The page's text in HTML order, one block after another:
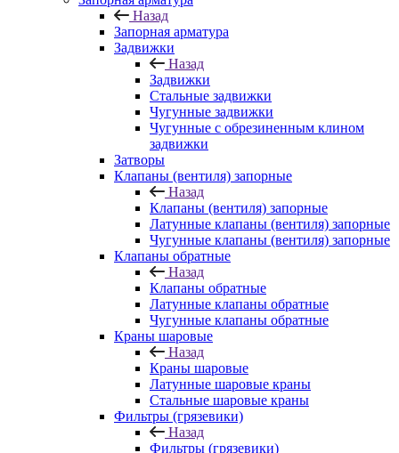
Назад
Запорная арматура
Задвижки
Назад
Задвижки
Стальные задвижки
Чугунные задвижки
Чугунные с обрезиненным клином
задвижки
Затворы
Клапаны (вентиля) запорные
Назад
Клапаны (вентиля) запорные
Латунные клапаны (вентиля) запорные
Чугунные клапаны (вентиля) запорные
Клапаны обратные
Назад
Клапаны обратные
Латунные клапаны обратные
Чугунные клапаны обратные
Краны шаровые
Назад
Краны шаровые
Латунные шаровые краны
Стальные шаровые краны
Фильтры (грязевики)
Назад
Фильтры (грязевики)